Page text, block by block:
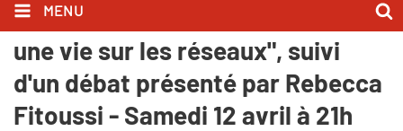
MENU
Inédit - "Enfants influenceurs :
une vie sur les réseaux", suivi
d'un débat présenté par Rebecca
Fitoussi - Samedi 12 avril à 21h